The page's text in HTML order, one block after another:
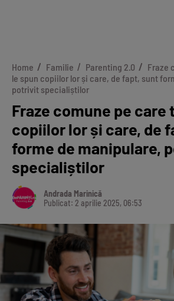
Home Familie Parenting 2.0
Fraze
le spun copiilor lor și care, de fapt, sunt
potrivit specialiștilor
Fraze comune pe care
copiilor lor și care, de
forme de manipulare,
specialiștilor
Andrada Marinică
Publicat: 2 aprilie 2025, 06:53